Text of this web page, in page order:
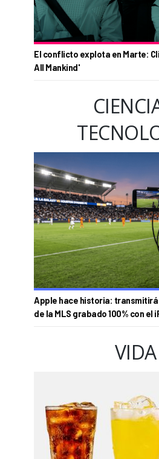
El conflicto explota en Marte:
All Mankind'
Apple hace historia:
de la MLS grabado 100% con el
VIDA